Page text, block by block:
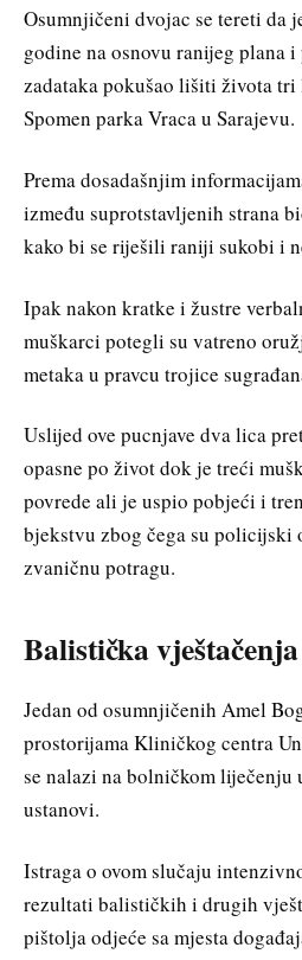
Osumnjičeni dvojac se tereti da
godine na osnovu ranijeg plana
zadataka pokušao lišiti života
Spomen parka Vraca u Sarajevu.
Prema dosadašnjim
između suprotstavljenih strana
kako bi se riješili raniji sukobi i
Ipak nakon kratke i žustre
muškarci potegli su vatreno
metaka u pravcu trojice
Uslijed ove pucnjave dva lica
opasne po život dok je treći
povrede ali je uspio pobjeći i
bjekstvu zbog čega su policijski
zvaničnu potragu.
Balistička
Jedan od osumnjičenih Amel
prostorijama Kliničkog centra
se nalazi na bolničkom liječenju
ustanovi.
Istraga o ovom slučaju
rezultati balističkih i drugih
pištolja odjeće sa mjesta